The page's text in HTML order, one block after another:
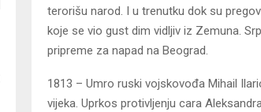
terorišu narod. I u trenutku dok su
koje se vio gust dim vidljiv iz Zemuna.
pripreme za napad na Beograd.
1813 – Umro ruski vojskovođa Mihail
vijeka. Uprkos protivljenju cara